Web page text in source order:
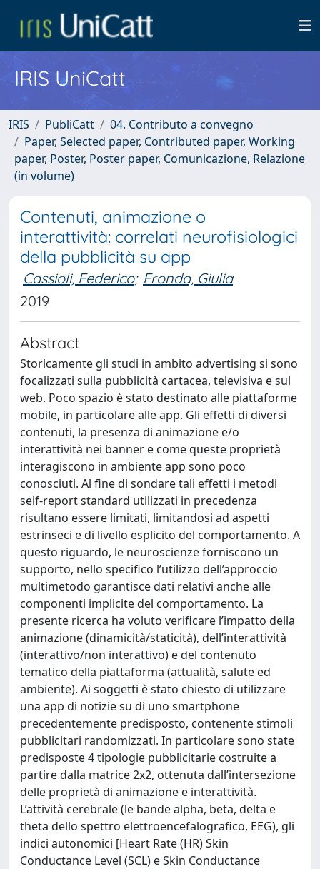
IRIS UniCatt
IRIS PubliCatt
04. Contributo a convegno
Paper, Selected paper, Contributed paper, Working
paper, Poster, Poster paper, Comunicazione, Relazione
(in volume)
Contenuti, animazione o
interattività: correlati neurofisiologici
della pubblicità su app
Cassioli, Federico; Fronda, Giulia
2019
Abstract
Storicamente gli studi in ambito advertising si sono
focalizzati sulla pubblicità cartacea, televisiva e sul
web. Poco spazio è stato destinato alle piattaforme
mobile, in particolare alle app. Gli effetti di diversi
contenuti, la presenza di animazione e/o
interattività nei banner e come queste proprietà
interagiscono in ambiente app sono poco
conosciuti. Al fine di sondare tali effetti i metodi
self-report standard utilizzati in precedenza
risultano essere limitati, limitandosi ad aspetti
estrinseci e di livello esplicito del comportamento. A
questo riguardo, le neuroscienze forniscono un
supporto, nello specifico l’utilizzo dell’approccio
multimetodo garantisce dati relativi anche alle
componenti implicite del comportamento. La
presente ricerca ha voluto verificare l’impatto della
animazione (dinamicità/staticità), dell’interattività
(interattivo/non interattivo) e del contenuto
tematico della piattaforma (attualità, salute ed
ambiente). Ai soggetti è stato chiesto di utilizzare
una app di notizie su di uno smartphone
precedentemente predisposto, contenente stimoli
pubblicitari randomizzati. In particolare sono state
predisposte 4 tipologie pubblicitarie costruite a
partire dalla matrice 2x2, ottenuta dall’intersezione
delle proprietà di animazione e interattività.
L’attività cerebrale (le bande alpha, beta, delta e
theta dello spettro elettroencefalografico, EEG), gli
indici autonomici [Heart Rate (HR) Skin
Conductance Level (SCL) e Skin Conductance